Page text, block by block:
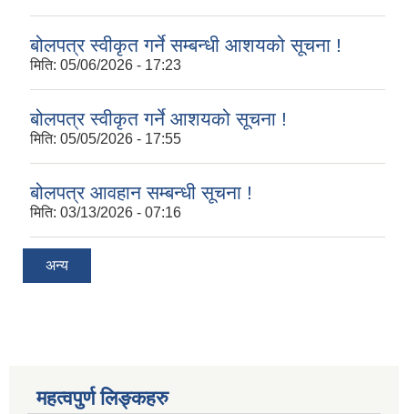
बोलपत्र स्वीकृत गर्ने सम्बन्धी आशयको सूचना !
मिति: 05/06/2026 - 17:23
बोलपत्र स्वीकृत गर्ने आशयको सूचना !
मिति: 05/05/2026 - 17:55
बोलपत्र आवहान सम्बन्धी सूचना !
मिति: 03/13/2026 - 07:16
अन्य
महत्वपुर्ण लिङ्कहरु